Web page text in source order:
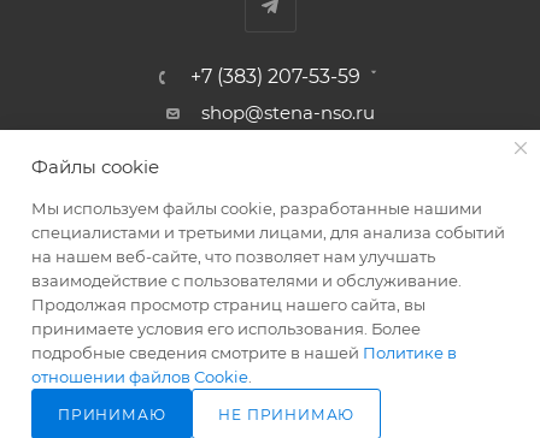
+7 (383) 207-53-59
shop@stena-nso.ru
г.Новосибирск ул.Восход, 26/1
ПОЛИТИКА КОНФИДЕНЦИАЛЬНОСТИ
2026 © Родные стены - товары для строительства и ремонта!
Файлы cookie
Мы используем файлы cookie, разработанные нашими
специалистами и третьими лицами, для анализа событий
на нашем веб-сайте, что позволяет нам улучшать
взаимодействие с пользователями и обслуживание.
Продолжая просмотр страниц нашего сайта, вы
принимаете условия его использования. Более
подробные сведения смотрите в нашей Политике в
отношении файлов Cookie
ПРИНИМАЮ НЕ ПРИНИМАЮ